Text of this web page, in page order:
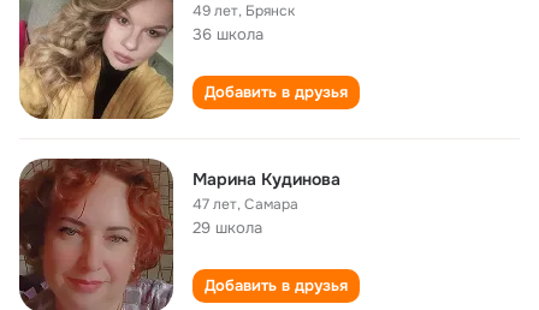
49 лет, Брянск
36 школа
Добавить в друзья
Марина Кудинова
47 лет,Самара
29 школа
Добавить в друзья